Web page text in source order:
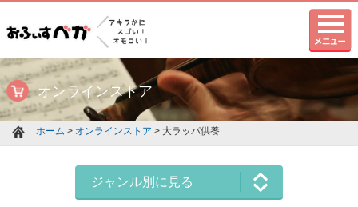
オンラインストア
ホーム > オンラインストア > 大ラッパ供養
ジャンル別に見る